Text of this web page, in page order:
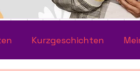
Kurzgeschichten